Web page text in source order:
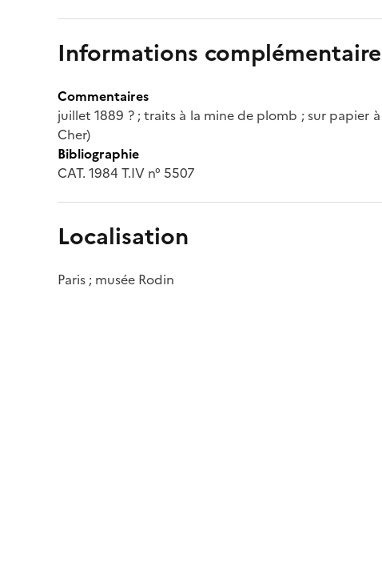
Informations
Commentaires
juillet 1889 ? ; traits à la mine de plomb ; sur papier
Cher)
Bibliographie
CAT. 1984 T.IV n° 5507
Localisation
Paris ; musée Rodin